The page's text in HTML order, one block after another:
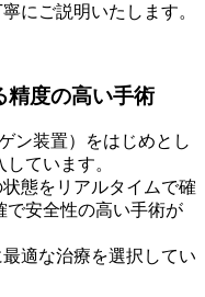
にご説明いたします。
精度の高い手術
ン装置）をはじめとし
ています。
態をリアルタイムで確
で安全性の高い手術が
適な治療を選択してい